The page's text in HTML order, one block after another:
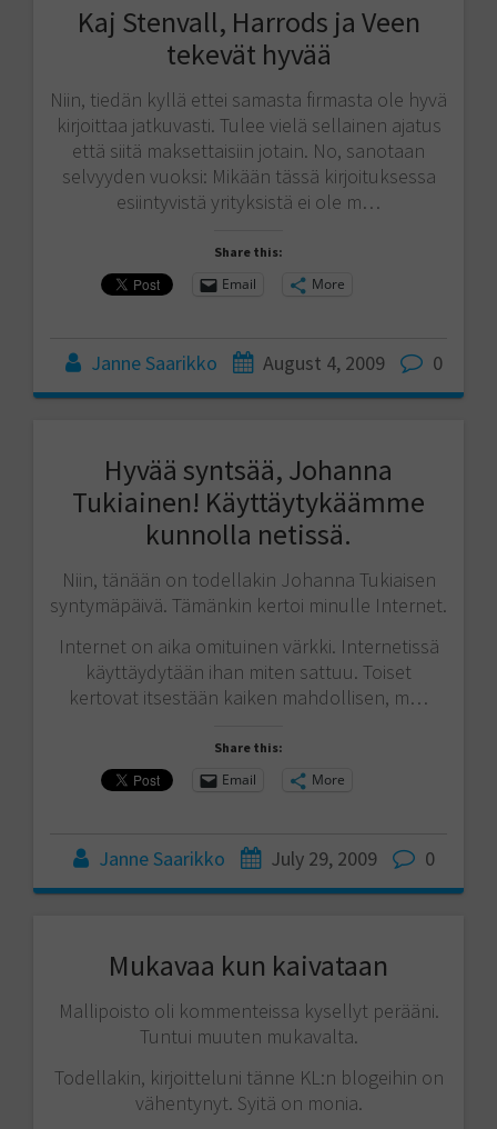
Kaj Stenvall, Harrods ja Veen
tekevät hyvää
Niin, tiedän kyllä ettei samasta firmasta ole hyvä
kirjoittaa jatkuvasti. Tulee vielä sellainen ajatus
että siitä maksettaisiin jotain. No, sanotaan
selvyyden vuoksi: Mikään tässä kirjoituksessa
esiintyvistä yrityksistä ei ole m…
Share this:
Email More
Janne Saarikko August 4, 2009 0
Hyvää syntsää, Johanna
Tukiainen! Käyttäytykäämme
kunnolla netissä.
Niin, tänään on todellakin Johanna Tukiaisen
syntymäpäivä. Tämänkin kertoi minulle Internet.
Internet on aika omituinen värkki. Internetissä
käyttäydytään ihan miten sattuu. Toiset
kertovat itsestään kaiken mahdollisen, m…
Share this:
Email More
Janne Saarikko July 29, 2009 0
Mukavaa kun kaivataan
Mallipoisto oli kommenteissa kysellyt perääni.
Tuntui muuten mukavalta.
Todellakin, kirjoitteluni tänne KL:n blogeihin on
vähentynyt. Syitä on monia.